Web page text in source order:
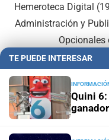
Hemeroteca Digital
Administración y
Opcionales
TE PUEDE INTERESAR
Quini